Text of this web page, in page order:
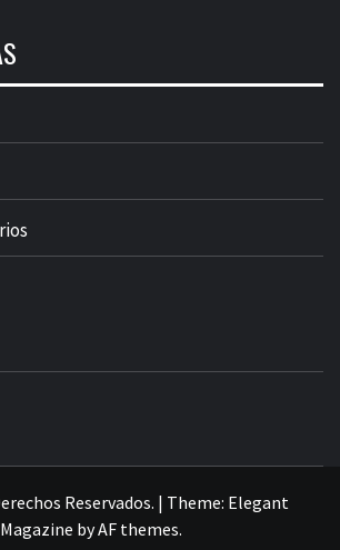
Reservados. | Theme: Elegant
Magazine byAF themes.